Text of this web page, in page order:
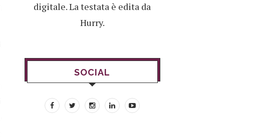
digitale. La testata è edita da
Hurry.
SOCIAL